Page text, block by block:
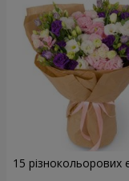
15 різнокольорових